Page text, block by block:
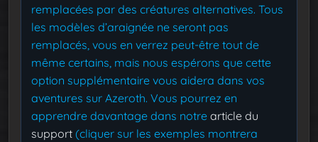
remplacées par des créatures alternatives. Tous
les modèles d’araignée ne seront pas
remplacés, vous en verrez peut-être tout de
même certains, mais nous espérons que cette
option supplémentaire vous aidera dans vos
aventures sur Azeroth. Vous pourrez en
apprendre davantage dans notre article du
support (cliquer sur les exemples montrera